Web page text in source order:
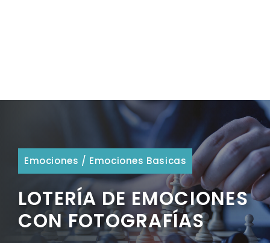
Emociones / Emociones Basicas
LOTERÍA DE EMOCIONES
CON FOTOGRAFÍAS